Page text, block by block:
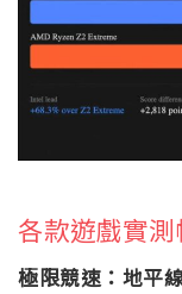
各款遊戲實測
極限競速：地平